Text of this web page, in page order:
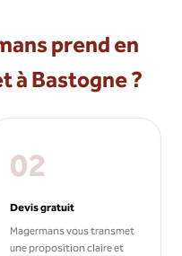
prend en
à Bastogne ?
02
Devis gratuit
Magermans vous transmet
une proposition claire et